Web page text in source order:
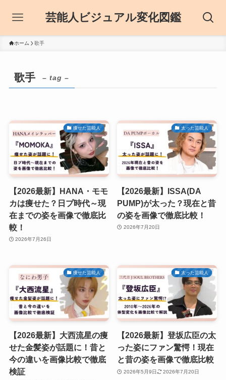
芸能人ビジュアル変化図鑑
ホーム 歌手
歌手 – tag –
痩せた芸能人
【2026最新】HANA・モモ
カは痩せた？日プ時代～現
在までの姿を画像で徹底比
較！
2026年7月26日
太った芸能人
【2026最新】ISSA(DA
PUMP)が太った？現在と昔
の姿を画像で徹底比較！
2026年7月20日
痩せた芸能人
【2026最新】大西流星の痩
せた金髪姿が話題に！昔と
今の違いを画像比較で徹底
検証
太った芸能人
【2026最新】登坂広臣の太
った姿にファン驚愕！現在
と昔の姿を画像で徹底比較
2026年5月9日 2026年7月20日